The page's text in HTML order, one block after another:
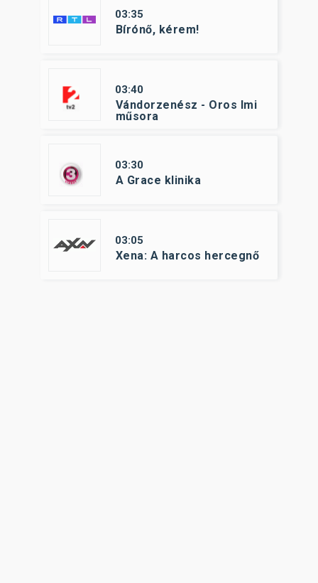
03:35
Bírónő, kérem!
03:40
Vándorzenész - Oros Imi
műsora
03:30
A Grace klinika
03:05
Xena: A harcos hercegnő